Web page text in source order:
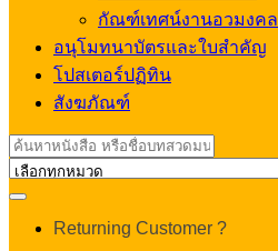
กัณฑ์เทศน์งานอวมงคล
อนุโมทนาบัตรและใบสำคัญ
โปสเตอร์ปฏิทิน
สังฆภัณฑ์
Search
for:
Returning Customer ?